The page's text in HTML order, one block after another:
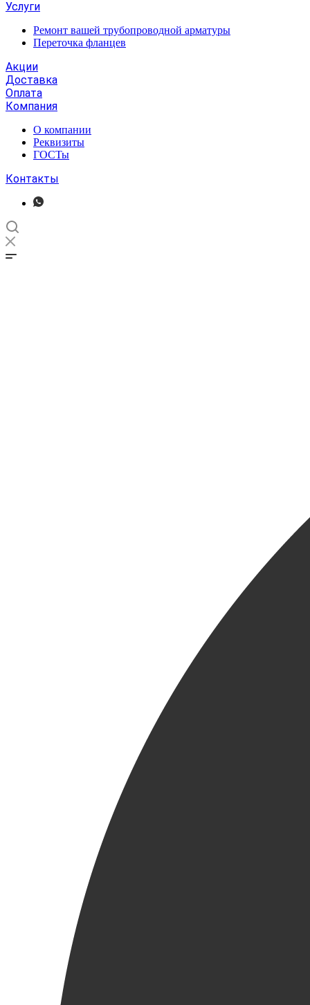
Услуги
Ремонт вашей трубопроводной арматуры
Переточка фланцев
Акции
Доставка
Оплата
Компания
О компании
Реквизиты
ГОСТы
Контакты